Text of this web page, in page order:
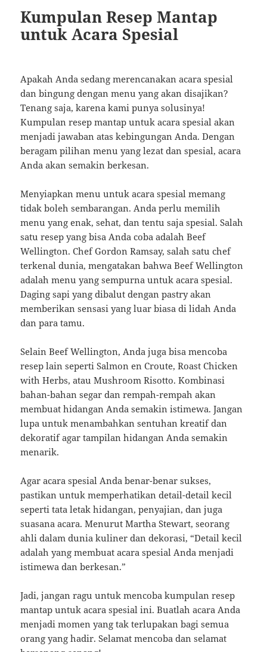
Kumpulan Resep Mantap
untuk Acara Spesial
Apakah Anda sedang merencanakan acara spesial
dan bingung dengan menu yang akan disajikan?
Tenang saja, karena kami punya solusinya!
Kumpulan resep mantap untuk acara spesial akan
menjadi jawaban atas kebingungan Anda. Dengan
beragam pilihan menu yang lezat dan spesial, acara
Anda akan semakin berkesan.
Menyiapkan menu untuk acara spesial memang
tidak boleh sembarangan. Anda perlu memilih
menu yang enak, sehat, dan tentu saja spesial. Salah
satu resep yang bisa Anda coba adalah Beef
Wellington. Chef Gordon Ramsay, salah satu chef
terkenal dunia, mengatakan bahwa Beef Wellington
adalah menu yang sempurna untuk acara spesial.
Daging sapi yang dibalut dengan pastry akan
memberikan sensasi yang luar biasa di lidah Anda
dan para tamu.
Selain Beef Wellington, Anda juga bisa mencoba
resep lain seperti Salmon en Croute, Roast Chicken
with Herbs, atau Mushroom Risotto. Kombinasi
bahan-bahan segar dan rempah-rempah akan
membuat hidangan Anda semakin istimewa. Jangan
lupa untuk menambahkan sentuhan kreatif dan
dekoratif agar tampilan hidangan Anda semakin
menarik.
Agar acara spesial Anda benar-benar sukses,
pastikan untuk memperhatikan detail-detail kecil
seperti tata letak hidangan, penyajian, dan juga
suasana acara. Menurut Martha Stewart, seorang
ahli dalam dunia kuliner dan dekorasi, “Detail kecil
adalah yang membuat acara spesial Anda menjadi
istimewa dan berkesan.”
Jadi, jangan ragu untuk mencoba kumpulan resep
mantap untuk acara spesial ini. Buatlah acara Anda
menjadi momen yang tak terlupakan bagi semua
orang yang hadir. Selamat mencoba dan selamat